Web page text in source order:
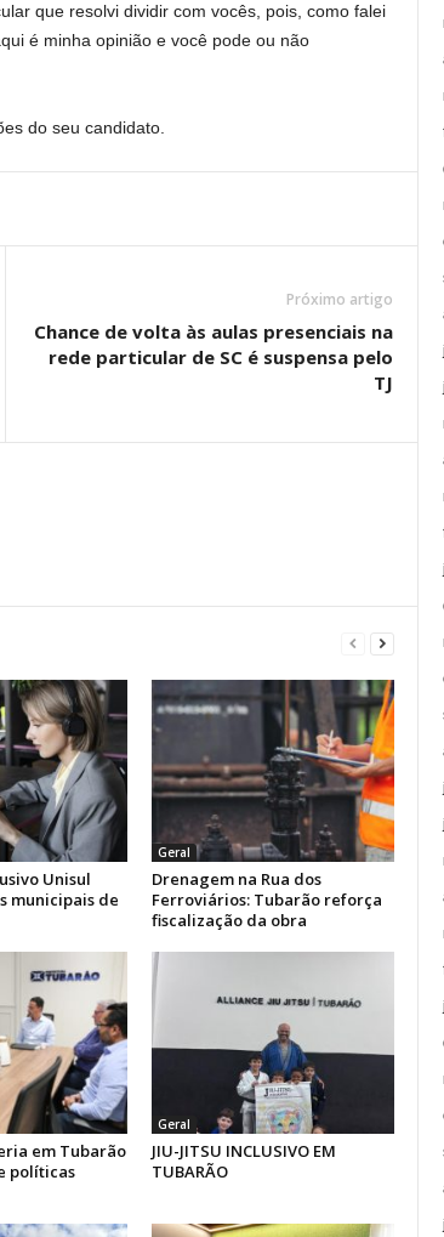
que resolvi dividir com vocês, pois, como falei
é minha opinião e você pode ou não
do seu candidato.
Próximo artigo
Chance de volta às aulas presenciais na
rede particular de SC é suspensa pelo
TJ
Unisul
municipais de
Geral
Drenagem na Rua dos
Ferroviários: Tubarão reforça
fiscalização da obra
em Tubarão
políticas
Geral
JIU-JITSU INCLUSIVO EM
TUBARÃO